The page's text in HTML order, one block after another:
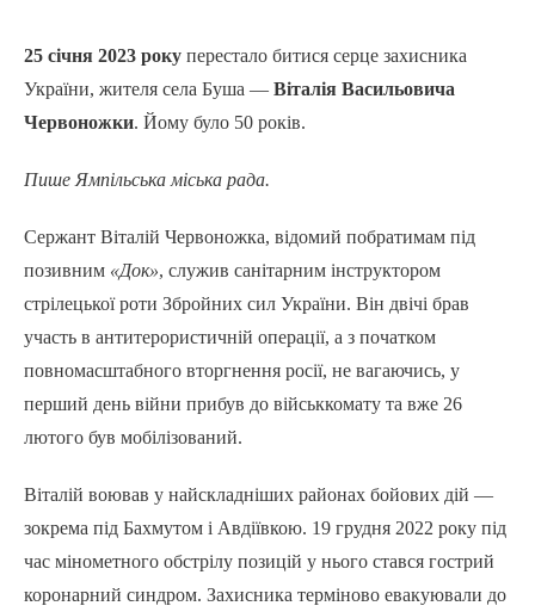
25 січня 2023 року перестало битися серце захисника
України, жителя села Буша — Віталія Васильовича
Червоножки. Йому було 50 років.
Пише Ямпільська міська рада.
Сержант Віталій Червоножка, відомий побратимам під
позивним «Док», служив санітарним інструктором
стрілецької роти Збройних сил України. Він двічі брав
участь в антитерористичній операції, а з початком
повномасштабного вторгнення росії, не вагаючись, у
перший день війни прибув до військкомату та вже 26
лютого був мобілізований.
Віталій воював у найскладніших районах бойових дій —
зокрема під Бахмутом і Авдіївкою. 19 грудня 2022 року під
час мінометного обстрілу позицій у нього стався гострий
коронарний синдром. Захисника терміново евакуювали до